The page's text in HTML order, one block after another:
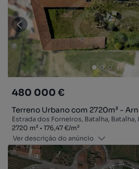
480 000 €
Terreno Urbano com 2720m² -
Estrada dos Forneiros, Batalha, Batalha,
Zona
2720 m²
Preço por metro quadrado
176,47 €/m²
Ver descrição do anúncio